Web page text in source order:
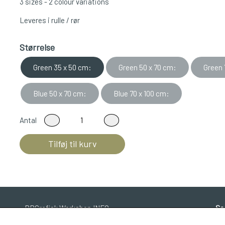
Leveres i rulle / rør
Størrelse
Green 35 x 50 cm: Green 50 x 70 cm: Green
Blue 50 x 70 cm: Blue 70 x 100 cm:
Antal
Tilføj til kurv
BBGrafisk Workshop INFO